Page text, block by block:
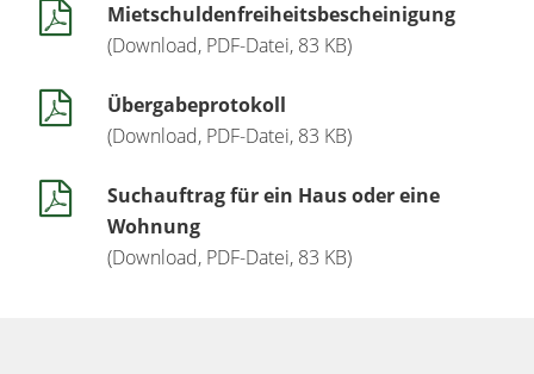
Mietschuldenfreiheitsbescheinigung
(Download, PDF-Datei, 83 KB)
Übergabeprotokoll
(Download, PDF-Datei, 83 KB)
Suchauftrag für ein Haus oder eine
Wohnung
(Download, PDF-Datei, 83 KB)